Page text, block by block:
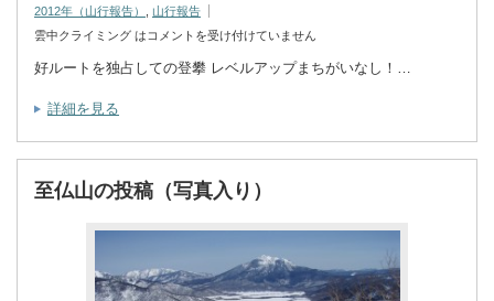
2012年（山行報告）
山行報告
雲中クライミング は コメントを受け付けていません
好ルートを独占しての登攀 レベルアップまちがいなし！…
詳細を見る
至仏山の投稿（写真入り）